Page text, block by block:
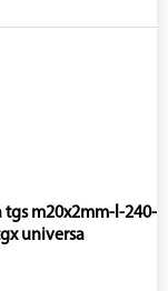
tgs m20x2mm-l-240-
universa